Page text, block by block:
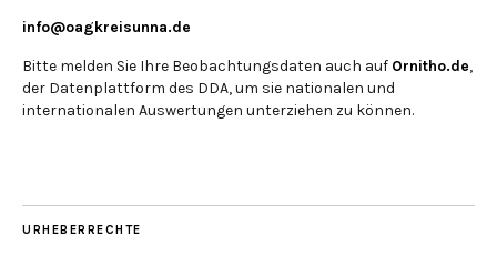
info@oagkreisunna.de
Bitte melden Sie Ihre Beobachtungsdaten auch auf Ornitho.de,
der Datenplattform des DDA, um sie nationalen und
internationalen Auswertungen unterziehen zu können.
URHEBERRECHTE